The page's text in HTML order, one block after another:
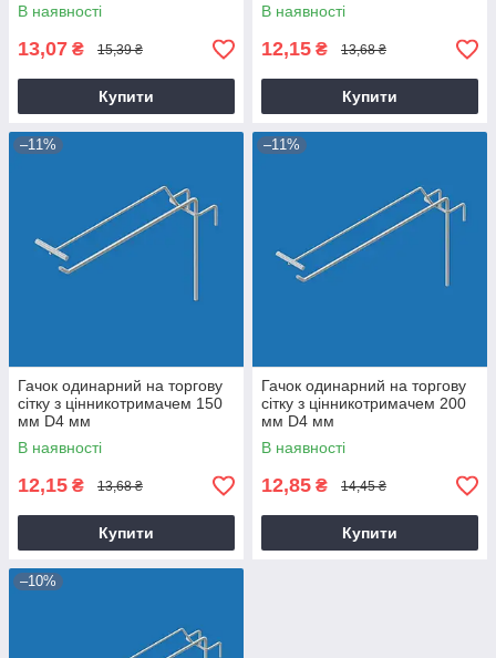
В наявності
13,07 ₴ 15,39 ₴
Купити
В наявності
12,15 ₴ 13,68 ₴
Купити
–11%
Гачок одинарний на торгову
сітку з цінникотримачем 150
мм D4 мм
В наявності
12,15 ₴ 13,68 ₴
Купити
–11%
Гачок одинарний на торгову
сітку з цінникотримачем 200
мм D4 мм
В наявності
12,85 ₴ 14,45 ₴
Купити
–10%